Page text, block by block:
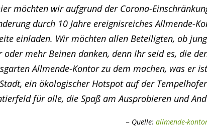
möchten wir aufgrund der Corona-
durch 10 Jahre ereignisreiches Allmende-
einladen. Wir möchten allen Beteiligten, ob
oder mehr Beinen danken, denn Ihr seid es, die
Allmende-Kontor zu dem machen, was er
ein ökologischer Hotspot auf der
für alle, die Spaß am Ausprobieren und
Quelle: allmende-